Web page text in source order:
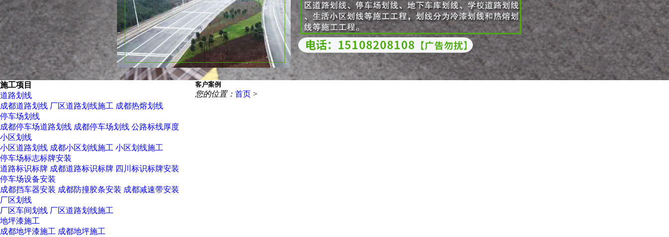
施工项目
道路划线
成都道路划线 厂区道路划线施工 成都热熔划线
停车场划线
成都停车场道路划线 成都停车场划线 公路标线厚度
小区划线
小区道路划线 成都小区划线施工 小区划线施工
停车场标志标牌安装
道路标识标牌 成都道路标识标牌 四川标识标牌安装
停车场设备安装
成都挡车器安装 成都防撞胶条安装 成都减速带安装
厂区划线
厂区车间划线 厂区道路划线施工
地坪漆施工
成都地坪漆施工 成都地坪施工
客户案例
您的位置： 首页 >